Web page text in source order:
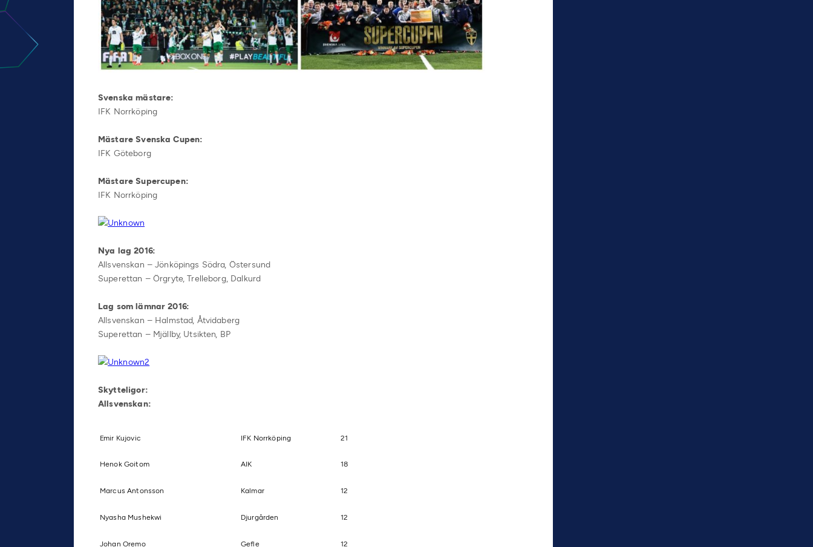
Svenska mästare:
IFK Norrköping
Mästare Svenska Cupen:
IFK Göteborg
Mästare Supercupen:
IFK Norrköping
Nya lag 2016:
Allsvenskan – Jönköpings Södra, Östersund
Superettan – Örgryte, Trelleborg, Dalkurd
Lag som lämnar 2016:
Allsvenskan – Halmstad, Åtvidaberg
Superettan – Mjällby, Utsikten, BP
Skytteligor:
Allsvenskan:
Emir Kujovic IFK Norrköping 21
Henok Goitom AIK 18
Marcus Antonsson Kalmar 12
Nyasha Mushekwi Djurgården 12
Johan Oremo Gefle 12